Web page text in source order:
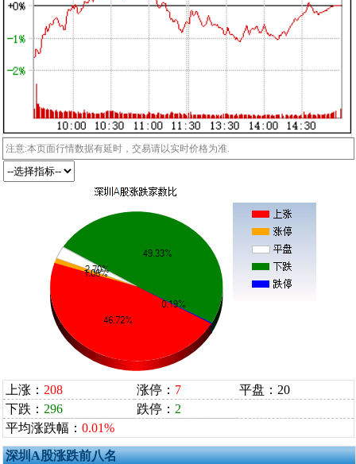
注意:本页面行情数据有延时，交易请以实时价格为准.
上涨： 208 涨停： 7
平盘：20
下跌： 296 跌停： 2
平均涨跌幅： 0.01%
深圳A股涨跌前八名